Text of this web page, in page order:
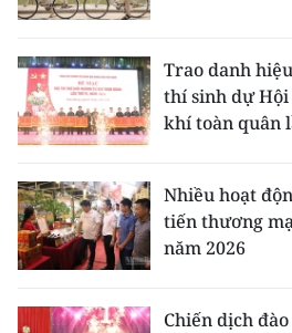
Trao danh
thí sinh dự
khí toàn quân
Nhiều hoạt
tiến thương
năm 2026
Chiến dịch